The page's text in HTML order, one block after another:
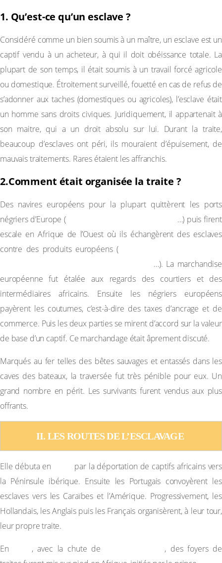
1. Qu’est-ce qu’un esclave ?
Considéré comme un bien soumis à un maître, un esclave est un
captif vendu à un acheteur, à qui il doit obéissance totale. La
plupart de son temps, il était soumis à un travail forcé agricole
ou domestique. Étroitement surveillé, fouetté en cas de refus de
s’adonner aux taches (domestiques ou agricoles), l’esclave était
un homme sans droits civiques. Juridiquement, il appartenait à
son maitre, qui a un droit absolu sur lui. Durant la traite,
beaucoup d’esclaves ont péri, ils mouraient d’épuisement, de
mauvais traitements. Rares étaient les affranchis.
2.Comment était organisée la traite ?
Des navires européens pour la plupart quittèrent les ports
négriers d’Europe (Liverpool, Nantes, Bordeaux …) puis firent
escale en Afrique de l’Ouest où ils échangèrent des esclaves
contre des produits européens (tabac, sucre, cacao, coton,
…). La marchandise
européenne fut étalée aux regards des courtiers et des
intermédiaires africains. Ensuite les négriers européens
payèrent les coutumes, c’est-à-dire des taxes d’ancrage et de
commerce. Puis les deux parties se mirent d’accord sur la valeur
de base d’un captif. Ce marchandage était âprement discuté.
Marqués au fer telles des bêtes sauvages et entassés dans les
caves des bateaux, la traversée fut très pénible pour eux. Un
grand nombre en périt. Les survivants furent vendus aux plus
offrants.
II. LES ROUTES DE L’ESCLAVAGE
Elle débuta en
par la déportation de captifs africains vers
la Péninsule ibérique. Ensuite les Portugais convoyèrent les
esclaves vers les Caraïbes et l’Amérique. Progressivement, les
Hollandais, les Anglais puis les Français organisèrent, à leur tour,
leur propre traite.
En , avec la chute de
, des foyers de